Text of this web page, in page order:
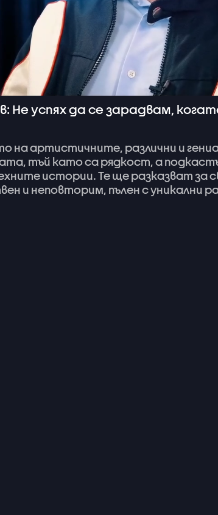
Не успях да се зарадвам,
наартистичните, различни и
тъй катосарядкост,а
истории.Тещеразказват за
и неповторим, пъленсуникални